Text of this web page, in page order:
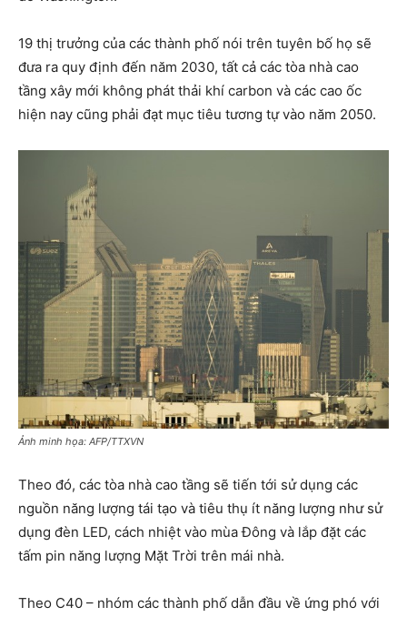
19 thị trưởng của các thành phố nói trên tuyên bố họ sẽ
đưa ra quy định đến năm 2030, tất cả các tòa nhà cao
tầng xây mới không phát thải khí carbon và các cao ốc
hiện nay cũng phải đạt mục tiêu tương tự vào năm 2050.
Ảnh minh họa: AFP/TTXVN
Theo đó, các tòa nhà cao tầng sẽ tiến tới sử dụng các
nguồn năng lượng tái tạo và tiêu thụ ít năng lượng như sử
dụng đèn LED, cách nhiệt vào mùa Đông và lắp đặt các
tấm pin năng lượng Mặt Trời trên mái nhà.
Theo C40 – nhóm các thành phố dẫn đầu về ứng phó với